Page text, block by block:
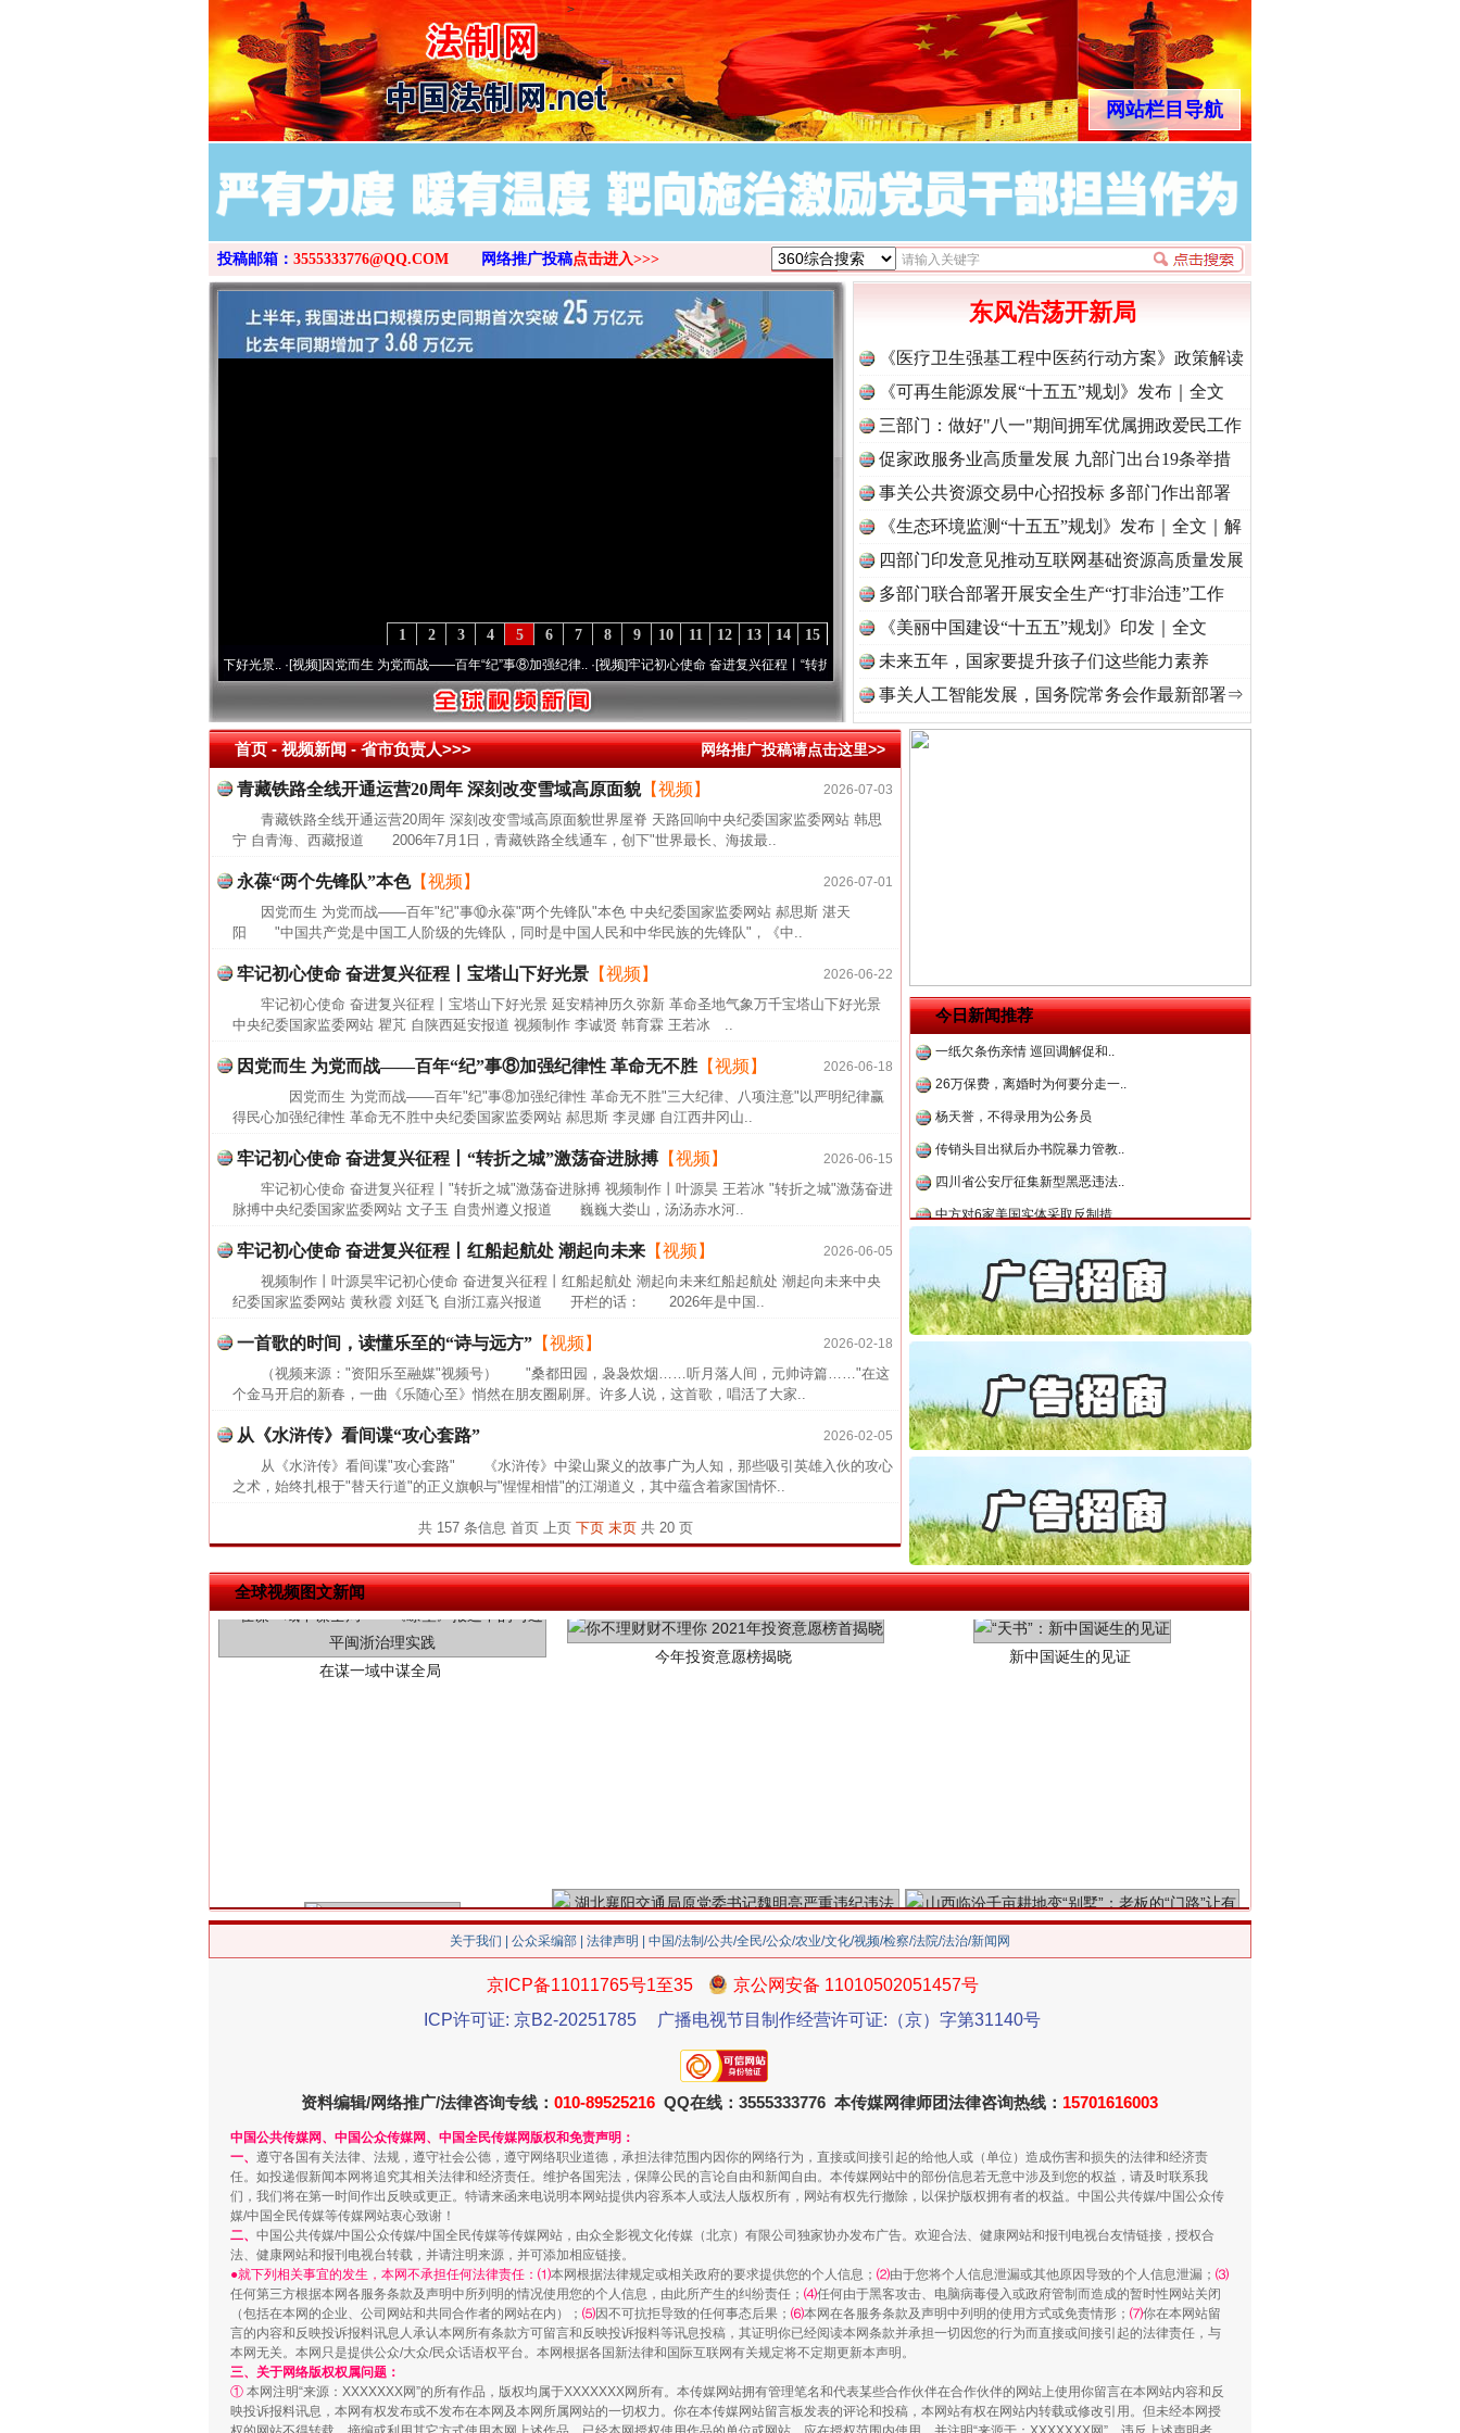
>
网站栏目导航
投稿邮箱： 3555333776@QQ.COM 网络推广投稿点击进入>>>
15
14
13
12
11
10
9
8
7
6
5
4
3
2
1
心使命 奋进复兴征程丨宝塔山下好光景..·[视频]因党而生 为党而战——百年“纪”事⑧加强纪律..·[视频]牢记初心使命 奋进复兴征程丨“转折之城”激荡.. ·[视频]牢记初心使命 奋进复兴征程丨红船起航处 潮起..·[视频]一首歌的时间，读懂乐至的“诗与远方”
东风浩荡开新局
《医疗卫生强基工程中医药行动方案》政策解读
《可再生能源发展“十五五”规划》发布｜全文
三部门：做好"八一"期间拥军优属拥政爱民工作
促家政服务业高质量发展 九部门出台19条举措
事关公共资源交易中心招投标 多部门作出部署
《生态环境监测“十五五”规划》发布｜全文｜解
读
四部门印发意见推动互联网基础资源高质量发展
多部门联合部署开展安全生产“打非治违”工作
《美丽中国建设“十五五”规划》印发｜全文
未来五年，国家要提升孩子们这些能力素养
事关人工智能发展，国务院常务会作最新部署⇒
首页- 视频新闻 -省市负责人>>> 网络推广投稿请点击这里>>
2026-07-03
青藏铁路全线开通运营20周年 深刻改变雪域高原面貌【视频】
青藏铁路全线开通运营20周年 深刻改变雪域高原面貌世界屋脊 天路回响中央纪委国家监委网站 韩思
宁 自青海、西藏报道 2006年7月1日，青藏铁路全线通车，创下"世界最长、海拔最..
2026-07-01
永葆“两个先锋队”本色【视频】
因党而生 为党而战——百年"纪"事⑩永葆"两个先锋队"本色 中央纪委国家监委网站 郝思斯 湛天
阳 "中国共产党是中国工人阶级的先锋队，同时是中国人民和中华民族的先锋队"，《中..
2026-06-22
牢记初心使命 奋进复兴征程丨宝塔山下好光景 【视频】
牢记初心使命 奋进复兴征程丨宝塔山下好光景 延安精神历久弥新 革命圣地气象万千宝塔山下好光景
中央纪委国家监委网站 瞿芃 自陕西延安报道 视频制作 李诚贤 韩育霖 王若冰 ..
2026-06-18
因党而生 为党而战——百年“纪”事⑧加强纪律性 革命无不胜 【视频】
因党而生 为党而战——百年"纪"事⑧加强纪律性 革命无不胜"三大纪律、八项注意"以严明纪律赢
得民心加强纪律性 革命无不胜中央纪委国家监委网站 郝思斯 李灵娜 自江西井冈山..
2026-06-15
牢记初心使命 奋进复兴征程丨“转折之城”激荡奋进脉搏【视频】
牢记初心使命 奋进复兴征程丨"转折之城"激荡奋进脉搏 视频制作丨叶源昊 王若冰 "转折之城"激荡奋进
脉搏中央纪委国家监委网站 文子玉 自贵州遵义报道 巍巍大娄山，汤汤赤水河..
2026-06-05
牢记初心使命 奋进复兴征程丨红船起航处 潮起向未来 【视频】
视频制作丨叶源昊牢记初心使命 奋进复兴征程丨红船起航处 潮起向未来红船起航处 潮起向未来中央
纪委国家监委网站 黄秋霞 刘廷飞 自浙江嘉兴报道 开栏的话： 2026年是中国..
2026-02-18
一首歌的时间，读懂乐至的“诗与远方” 【视频】
（视频来源："资阳乐至融媒"视频号） "桑都田园，袅袅炊烟……听月落人间，元帅诗篇……"在这
个金马开启的新春，一曲《乐随心至》悄然在朋友圈刷屏。许多人说，这首歌，唱活了大家..
2026-02-05
从《水浒传》看间谍“攻心套路”
从《水浒传》看间谍"攻心套路" 《水浒传》中梁山聚义的故事广为人知，那些吸引英雄入伙的攻心
之术，始终扎根于"替天行道"的正义旗帜与"惺惺相惜"的江湖道义，其中蕴含着家国情怀..
共 157 条信息 首页 上页 下页 末页共 20 页
今日新闻推荐
一纸欠条伤亲情 巡回调解促和..
26万保费，离婚时为何要分走一..
杨天誉，不得录用为公务员
传销头目出狱后办书院暴力管教..
四川省公安厅征集新型黑恶违法..
中方对6家美国实体采取反制措..
中国发起首例对外贸易国家安全..
官方通报西安赛格商场坠亡事件
从“无产可执”到“全额执行”
最高检抗诉的疑难复杂刑事案件
近期涉私家车群死群伤事故多发..
半生相守，一别两宽：这场老年..
一纸欠条伤亲情 巡回调解促和..
杨天誉，不得录用为公务员
传销头目出狱后办书院暴力管教..
四川省公安厅征集新型黑恶违法..
中方对6家美国实体采取反制措..
中国发起首例对外贸易国家安全..
全球视频图文新闻
网上购药对药下症？
茶叶“炒上天”
“神药”背后的真相
这是一记警钟！ 谢谢有你温暖了四季 法官巧妙执行解纠纷
在谋一域中谋全局
今年投资意愿榜揭晓 新中国诞生的见证
“刷贴”乱象丛生
生物安全法正式实施 别拿“量子”当幌子
关于我们 公众采编部 法律声明 | 中国/法制/公共/全民/公众/农业/文化/视频/检察/法院/法治/新闻网
京ICP备11011765号1至35
京公网安备 11010502051457号
ICP许可证: 京B2-20251785
广播电视节目制作经营许可证:（京）字第31140号
资料编辑/网络推广/法律咨询专线： 010-89525216 QQ在线：3555333776 本传媒网律师团法律咨询热线： 15701616003
中国公共传媒网、中国公众传媒网、中国全民传媒网版权和免责声明：
一、 遵守各国有关法律、法规，遵守社会公德，遵守网络职业道德，承担法律范围内因你的网络行为，直接或间接引起的给他人或（单位）造成伤害和损失的法律和经济责
任。如投递假新闻本网将追究其相关法律和经济责任。维护各国宪法，保障公民的言论自由和新闻自由。本传媒网站中的部份信息若无意中涉及到您的权益，请及时联系我
们，我们将在第一时间作出反映或更正。特请来函来电说明本网站提供内容系本人或法人版权所有，网站有权先行撤除，以保护版权拥有者的权益。中国公共传媒/中国公众传
媒/中国全民传媒等传媒网站衷心致谢！
二、 中国公共传媒/中国公众传媒/中国全民传媒等传媒网站，由众全影视文化传媒（北京）有限公司独家协办发布广告。欢迎合法、健康网站和报刊电视台友情链接，授权合
法、健康网站和报刊电视台转载，并请注明来源，并可添加相应链接。
●就下列相关事宜的发生，本网不承担任何法律责任：⑴本网根据法律规定或相关政府的要求提供您的个人信息； ⑵由于您将个人信息泄漏或其他原因导致的个人信息泄漏； ⑶
任何第三方根据本网各服务条款及声明中所列明的情况使用您的个人信息，由此所产生的纠纷责任； ⑷任何由于黑客攻击、电脑病毒侵入或政府管制而造成的暂时性网站关闭
（包括在本网的企业、公司网站和共同合作者的网站在内）； ⑸因不可抗拒导致的任何事态后果； ⑹本网在各服务条款及声明中列明的使用方式或免责情形； ⑺你在本网站留
言的内容和反映投诉报料讯息人承认本网所有条款方可留言和反映投诉报料等讯息投稿，其证明你已经阅读本网条款并承担一切因您的行为而直接或间接引起的法律责任，与
本网无关。本网只是提供公众/大众/民众话语权平台。本网根据各国新法律和国际互联网有关规定将不定期更新本声明。
三、关于网络版权权属问题：
① 本网注明“来源：XXXXXXX网”的所有作品，版权均属于XXXXXXX网所有。本传媒网站拥有管理笔名和代表某些合作伙伴在合作伙伴的网站上使用你留言在本网站内容和反
映投诉报料讯息，本网有权发布或不发布在本网及本网所属网站的一切权力。你在本传媒网站留言板发表的评论和投稿，本网站有权在网站内转载或修改引用。但未经本网授